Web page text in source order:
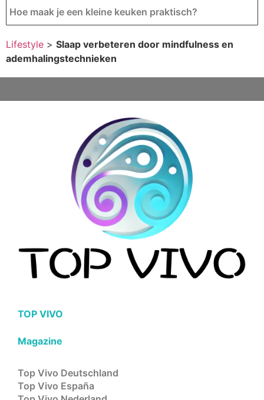
Hoe maak je een kleine keuken praktisch?
Lifestyle > Slaap verbeteren door mindfulness en
ademhalingstechnieken
TOP VIVO
Magazine
Top Vivo Deutschland
Top Vivo España